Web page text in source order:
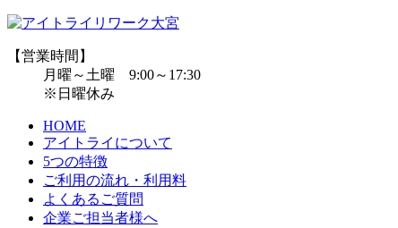
【営業時間】
月曜～土曜 9:00～17:30
※日曜休み
HOME
アイトライについて
5つの特徴
ご利用の流れ・利用料
よくあるご質問
企業ご担当者様へ